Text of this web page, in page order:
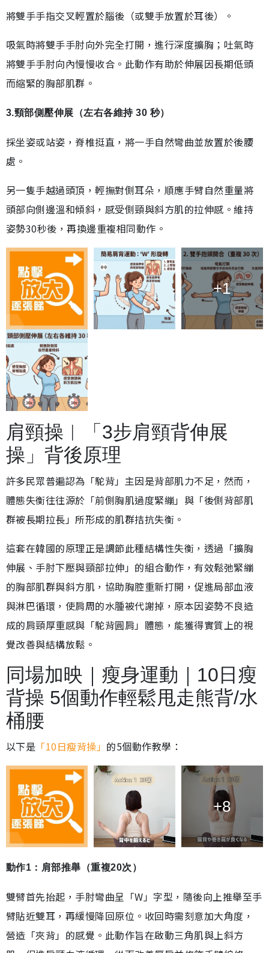
將雙手手指交叉輕置於腦後（或雙手放置於耳後）。
吸氣時將雙手手肘向外完全打開，進行深度擴胸；吐氣時
將雙手手肘向內慢慢收合。此動作有助於伸展因長期低頭
而縮緊的胸部肌群。
3.頸部側壓伸展（左右各維持 30 秒）
採坐姿或站姿，脊椎挺直，將一手自然彎曲並放置於後腰
處。
另一隻手越過頭頂，輕撫對側耳朵，順應手臂自然重量將
頭部向側邊溫和傾斜，感受側頸與斜方肌的拉伸感。維持
姿勢30秒後，再換邊重複相同動作。
+1
肩頸操︱「3步肩頸背伸展
操」背後原理
許多民眾普遍認為「駝背」主因是背部肌力不足，然而，
體態失衡往往源於「前側胸肌過度緊繃」與「後側背部肌
群被長期拉長」所形成的肌群拮抗失衡。
這套在韓國的原理正是調節此種結構性失衡，透過「擴胸
伸展、手肘下壓與頸部拉伸」的組合動作，有效鬆弛緊繃
的胸部肌群與斜方肌，協助胸腔重新打開，促進局部血液
與淋巴循環，使肩周的水腫被代謝掉，原本因姿勢不良造
成的肩頸厚重感與「駝背圓肩」體態，能獲得實質上的視
覺改善與結構放鬆。
同場加映｜瘦身運動｜10日瘦
背操 5個動作輕鬆甩走熊背/水
桶腰
以下是 「10日瘦背操」 的5個動作教學：
+8
動作1：肩部推舉（重複20次）
雙臂首先抬起，手肘彎曲呈「W」字型，隨後向上推舉至手
臂貼近雙耳，再緩慢降回原位。收回時需刻意加大角度，
營造「夾背」的感覺。此動作旨在啟動三角肌與上斜方